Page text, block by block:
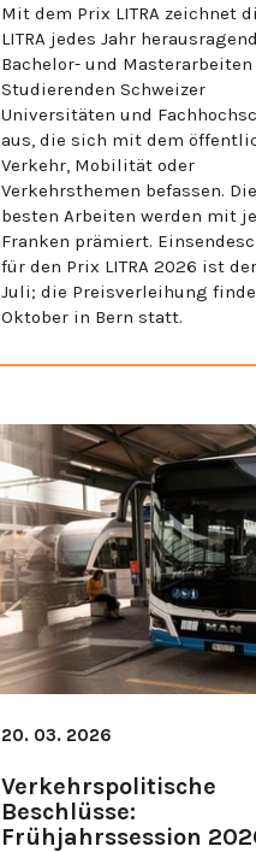
Mit dem Prix LITRA zeichnet
LITRA jedes Jahr
Bachelor- und Masterarbeiten
Studierenden Schweizer
Universitäten und
aus, die sich mit dem
Verkehr, Mobilität oder
Verkehrsthemen befassen.
besten Arbeiten werden mit
Franken prämiert.
für den Prix LITRA 2026 ist der
Juli; die Preisverleihung
Oktober in Bern statt.
20. 03. 2026
Verkehrspolitische
Beschlüsse:
Frühjahrssession